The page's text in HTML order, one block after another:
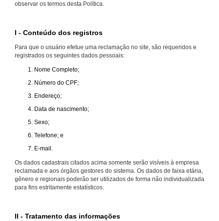
observar os termos desta Política.
I - Conteúdo dos registros
Para que o usuário efetue uma reclamação no site, são requeridos e
registrados os seguintes dados pessoais:
Nome Completo;
Número do CPF;
Endereço;
Data de nascimento;
Sexo;
Telefone; e
E-mail.
Os dados cadastrais citados acima somente serão visíveis à empresa
reclamada e aos órgãos gestores do sistema. Os dados de faixa etária,
gênero e regionais poderão ser utilizados de forma não individualizada
para fins estritamente estatísticos.
II - Tratamento das informações